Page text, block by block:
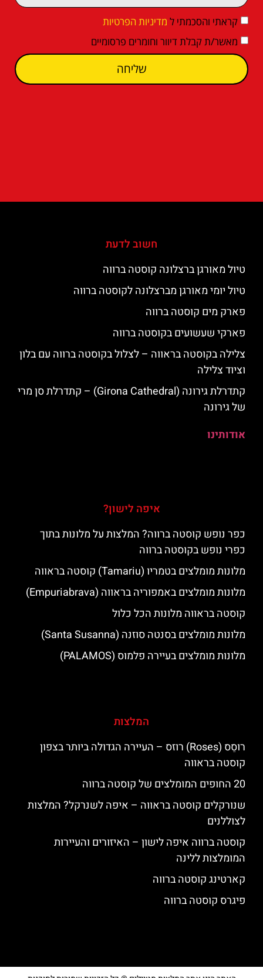
קראתי והסכמתי ל מדיניות הפרטיות
מאשר/ת קבלת דיוור וחומרים פרסומיים
שליחה
חשוב לדעת
טיול מאורגן ברצלונה קוסטה ברווה
טיול יומי מאורגן מברצלונה לקוסטה ברווה
פארק מים קוסטה ברווה
פארקי שעשועים בקוסטה ברווה
צלילה בקוסטה בראווה – לצלול בקוסטה ברווה עם בלון
וציוד צלילה
קתדרלת גירונה (Girona Cathedral) – קתדרלת סן מרי
של גירונה
אודותינו
איפה לישון?
כפר נופש קוסטה ברווה? המלצות על מלונות בתוך
כפרי נופש בקוסטה ברווה
מלונות מומלצים בטמריו (Tamariu) קוסטה בראווה
מלונות מומלצים באמפוריה בראווה (Empuriabrava)
קוסטה בראווה מלונות הכל כלול
מלונות מומלצים בסנטה סוזנה (Santa Susanna)
מלונות מומלצים בעיירה פלמוס (PALAMOS)
המלצות
רוסֵס (Roses) רוזס – העיירה הגדולה ביותר בצפון
קוסטה בראווה
20 החופים המומלצים של קוסטה ברווה
שנורקלים קוסטה בראווה – איפה לשנרקל? המלצות
לצוללנים
קוסטה ברווה איפה לישון – האיזורים והעיירות
המומלצות ללינה
קארטינג קוסטה ברווה
פיגרס קוסטה ברווה